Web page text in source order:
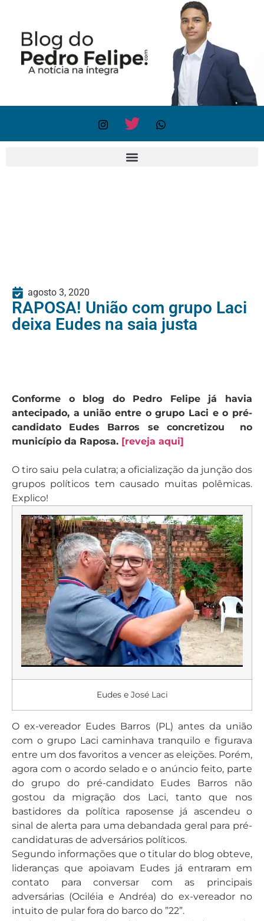
agosto 3, 2020
RAPOSA! União com grupo Laci
deixa Eudes na saia justa
Conforme o blog do Pedro Felipe já havia
antecipado, a união entre o grupo Laci e o pré-
candidato Eudes Barros se concretizou no
município da Raposa. [reveja aqui]
O tiro saiu pela culatra; a oficialização da junção dos
grupos políticos tem causado muitas polêmicas.
Explico!
Eudes e José Laci
O ex-vereador Eudes Barros (PL) antes da união
com o grupo Laci caminhava tranquilo e figurava
entre um dos favoritos a vencer as eleições. Porém,
agora com o acordo selado e o anúncio feito, parte
do grupo do pré-candidato Eudes Barros não
gostou da migração dos Laci, tanto que nos
bastidores da política raposense já ascendeu o
sinal de alerta para uma debandada geral para pré-
candidaturas de adversários políticos.
Segundo informações que o titular do blog obteve,
lideranças que apoiavam Eudes já entraram em
contato para conversar com as principais
adversárias (Ociléia e Andréa) do ex-vereador no
intuito de pular fora do barco do ”22”.